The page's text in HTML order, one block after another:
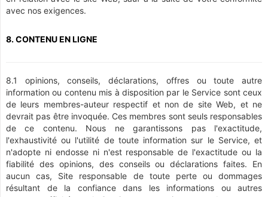
avec nos exigences.
8. CONTENU EN LIGNE
8.1 opinions, conseils, déclarations, offres ou toute autre
information ou contenu mis à disposition par le Service sont ceux
de leurs membres-auteur respectif et non de site Web, et ne
devrait pas être invoquée. Ces membres sont seuls responsables
de ce contenu. Nous ne garantissons pas l'exactitude,
l'exhaustivité ou l'utilité de toute information sur le Service, et
n'adopte ni endosse ni n'est responsable de l'exactitude ou la
fiabilité des opinions, des conseils ou déclarations faites. En
aucun cas, Site responsable de toute perte ou dommages
résultant de la confiance dans les informations ou autres